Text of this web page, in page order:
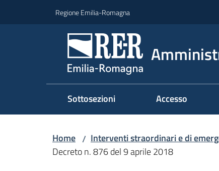
Regione Emilia-Romagna
Sottosezioni Accesso
Home / Interventi straordinari e di
Decreto n. 876 del 9 aprile 2018